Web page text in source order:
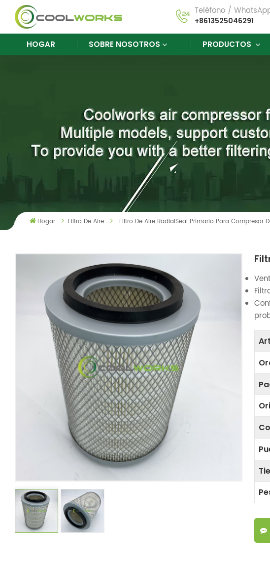
Teléfono /
+8613525046291
HOGAR SOBRE NOSOTROS PRODUCTOS
Hogar Filtro De Aire Filtro De Aire RadialSeal Primario Para Compresor